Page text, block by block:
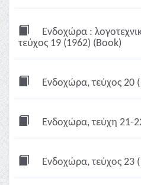
Ενδοχώρα :
τεύχος 19 (1962) (Book)
Ενδοχώρα, τεύχος 20
Ενδοχώρα, τεύχη 21-
Ενδοχώρα, τεύχος 23